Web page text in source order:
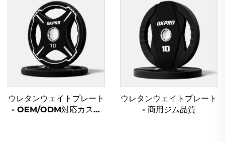
ウレタンウェイトプレート
- OEM/ODM対応カスタ
ウレタンウェイトプレート
- 商用ジム品質